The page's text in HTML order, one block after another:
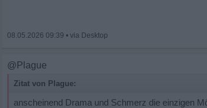
08.05.2026 09:39 •
@Plague
Zitat von Plague:
anscheinend Drama und Schmerz die einzigen